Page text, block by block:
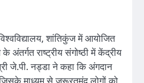
शांतिकुंज में आयोजित
अंतर्गत राष्ट्रीय संगोष्ठी में केंद्रीय
जे.पी. नड्डा ने कहा कि अंगदान
जिसके माध्यम से जरूरतमंद लोगों को